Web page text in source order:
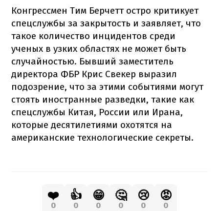
Конгрессмен Тим Берчетт остро критикует
спецслужбы за закрытость и заявляет, что
такое количество инцидентов среди
ученых в узких областях не может быть
случайностью. Бывший заместитель
директора ФБР Крис Свекер выразил
подозрение, что за этими событиями могут
стоять иностранные разведки, такие как
спецслужбы Китая, России или Ирана,
которые десятилетиями охотятся на
американские технологические секреты.
❤️
0
👍
0
😁
0
🤔
0
😢
0
😡
0